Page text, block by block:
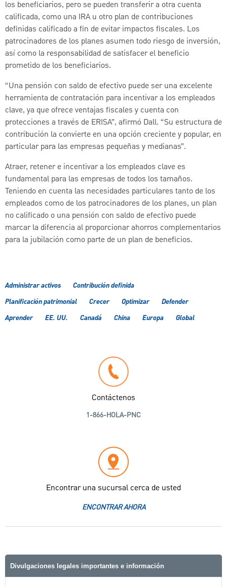
los beneficiarios, pero se pueden transferir a otra cuenta
calificada, como una IRA u otro plan de contribuciones
definidas calificado a fin de evitar impactos fiscales. Los
patrocinadores de los planes asumen todo riesgo de inversión,
así como la responsabilidad de satisfacer el beneficio
prometido de los beneficiarios.
“Una pensión con saldo de efectivo puede ser una excelente
herramienta de contratación para incentivar a los empleados
clave, ya que ofrece ventajas fiscales y cuenta con
protecciones a través de ERISA”, afirmó Dall. “Su estructura de
contribución la convierte en una opción creciente y popular, en
particular para las empresas pequeñas y medianas”.
Atraer, retener e incentivar a los empleados clave es
fundamental para las empresas de todos los tamaños.
Teniendo en cuenta las necesidades particulares tanto de los
empleados como de los patrocinadores de los planes, un plan
no calificado o una pensión con saldo de efectivo puede
marcar la diferencia al proporcionar ahorros complementarios
para la jubilación como parte de un plan de beneficios.
Administrar activos
Contribución definida
Planificación patrimonial
Crecer Optimizar
Defender
Aprender
EE. UU. Canadá China Europa Global
Contáctenos
1-866-HOLA-PNC
Encontrar una sucursal cerca de usted
ENCONTRAR AHORA
Divulgaciones legales importantes e información